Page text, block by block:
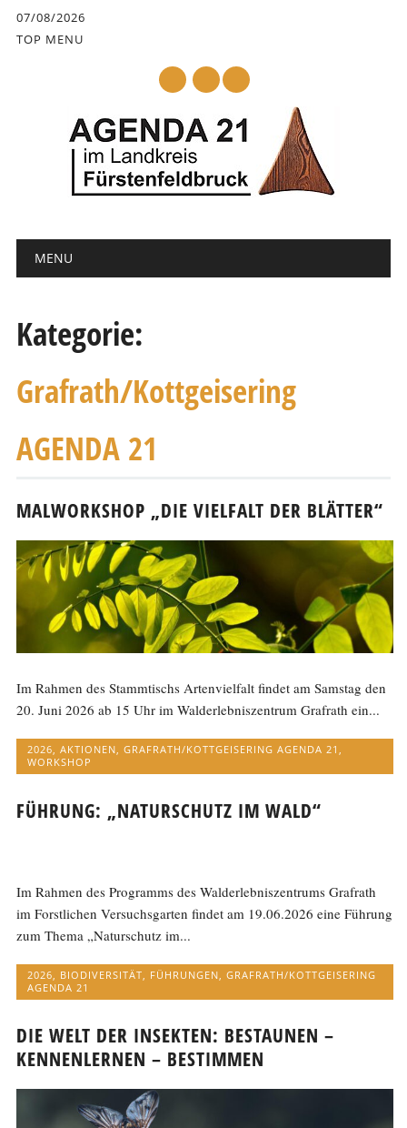
springen
07/08/2026
TOP MENU
Hauptmenü
Abbrechen
MENU
Kategorie:
Grafrath/Kottgeisering
AGENDA 21
MALWORKSHOP „DIE VIELFALT DER BLÄTTER“
Im Rahmen des Stammtischs Artenvielfalt findet am Samstag den
20. Juni 2026 ab 15 Uhr im Walderlebniszentrum Grafrath ein...
2026,AKTIONEN,GRAFRATH/KOTTGEISERING AGENDA 21,
WORKSHOP
FÜHRUNG: „NATURSCHUTZ IM WALD“
Im Rahmen des Programms des Walderlebniszentrums Grafrath
im Forstlichen Versuchsgarten findet am 19.06.2026 eine Führung
zum Thema „Naturschutz im...
2026 BIODIVERSITÄT FÜHRUNGEN ,GRAFRATH/KOTTGEISERING
AGENDA 21
DIE WELT DER INSEKTEN: BESTAUNEN –
KENNENLERNEN – BESTIMMEN